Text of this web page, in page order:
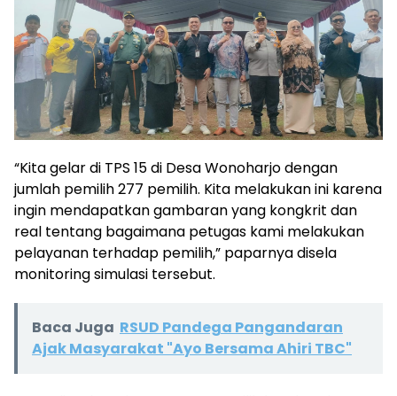
“Kita gelar di TPS 15 di Desa Wonoharjo dengan
jumlah pemilih 277 pemilih. Kita melakukan ini karena
ingin mendapatkan gambaran yang kongkrit dan
real tentang bagaimana petugas kami melakukan
pelayanan terhadap pemilih,” paparnya disela
monitoring simulasi tersebut.
Baca Juga RSUD Pandega Pangandaran
Ajak Masyarakat "Ayo Bersama Ahiri TBC"